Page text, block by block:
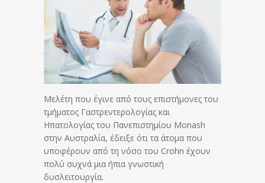
Μελέτη που έγινε από τους επιστήμονες του
τμήματος Γαστρεντερολογίας και
Ηπατολογίας του Πανεπιστημίου Monash
στην Αυστραλία, έδειξε ότι τα άτομα που
υποφέρουν από τη νόσο του Crohn έχουν
πολύ συχνά μια ήπια γνωστική
δυσλειτουργία.